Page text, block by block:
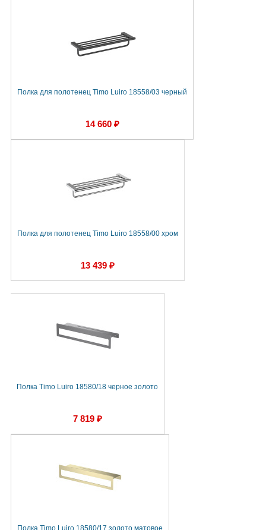
Полка для полотенец Timo Luiro 18558/03 черный
14 660 ₽
Полка для полотенец Timo Luiro 18558/00 хром
13 439 ₽
Полка Timo Luiro 18580/18 черное золото
7 819 ₽
Полка Timo Luiro 18580/17 золото матовое